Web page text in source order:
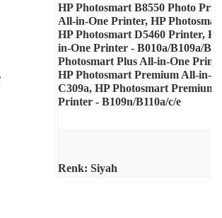
HP Photosmart B8550 Photo
All-in-One Printer, HP
HP Photosmart D5460 Printer,
in-One Printer - B010a/B109a/
Photosmart Plus All-in-One
HP Photosmart Premium All-in-
C309a, HP Photosmart
Printer - B109n/B110a/c/e
Renk: Siyah